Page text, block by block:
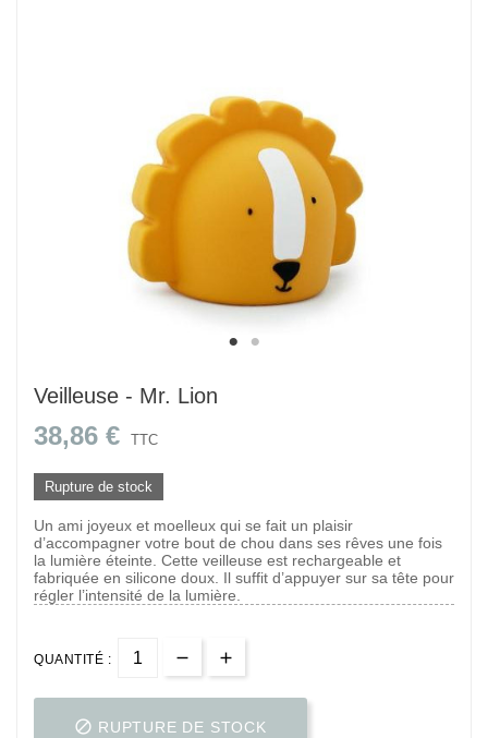
Veilleuse - Mr. Lion
38,86 € TTC
Rupture de stock
Un ami joyeux et moelleux qui se fait un plaisir
d’accompagner votre bout de chou dans ses rêves une fois
la lumière éteinte. Cette veilleuse est rechargeable et
fabriquée en silicone doux. Il suffit d’appuyer sur sa tête pour
régler l’intensité de la lumière.
QUANTITÉ :
 RUPTURE DE STOCK